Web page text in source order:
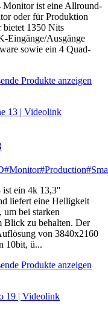
ist eine Allround-
oder für Produktion
bietet 1350 Nits
Eingänge/Ausgänge
sowie ein 4 Quad-
Produkte anzeigen
#Monitor#Production
ein 4k 13,3''
liefert eine Helligkeit
bei starken
Blick zu behalten. Der
von 3840x2160
10bit, ü...
Produkte anzeigen